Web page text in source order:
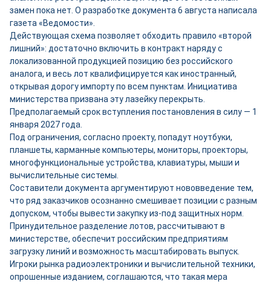
замен пока нет. О разработке документа 6 августа написала
газета «Ведомости».
Действующая схема позволяет обходить правило «второй
лишний»: достаточно включить в контракт наряду с
локализованной продукцией позицию без российского
аналога, и весь лот квалифицируется как иностранный,
открывая дорогу импорту по всем пунктам. Инициатива
министерства призвана эту лазейку перекрыть.
Предполагаемый срок вступления постановления в силу — 1
января 2027 года.
Под ограничения, согласно проекту, попадут ноутбуки,
планшеты, карманные компьютеры, мониторы, проекторы,
многофункциональные устройства, клавиатуры, мыши и
вычислительные системы.
Составители документа аргументируют нововведение тем,
что ряд заказчиков осознанно смешивает позиции с разным
допуском, чтобы вывести закупку из-под защитных норм.
Принудительное разделение лотов, рассчитывают в
министерстве, обеспечит российским предприятиям
загрузку линий и возможность масштабировать выпуск.
Игроки рынка радиоэлектроники и вычислительной техники,
опрошенные изданием, соглашаются, что такая мера